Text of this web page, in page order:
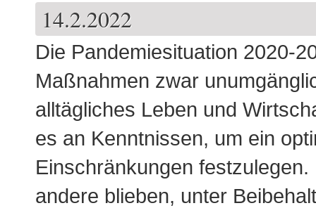
14.2.2022
Die Pandemiesituation 2020-
Maßnahmen zwar
alltägliches Leben und
es an Kenntnissen, um ein
Einschränkungen
andere blieben, unter